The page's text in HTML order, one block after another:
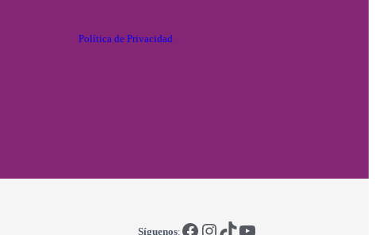
Política de Privacidad
Síguenos:Facebook Instagram TikTok YouTube